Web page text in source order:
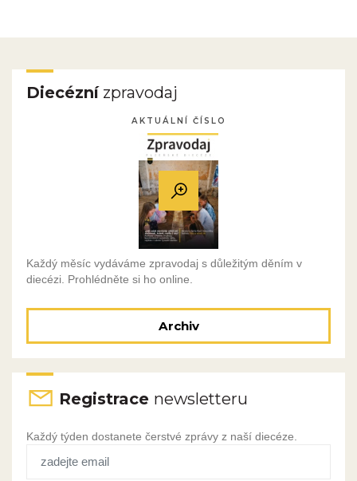
Diecéznízpravodaj
AKTUÁLNÍ ČÍSLO
Každý měsíc vydáváme zpravodaj s důležitým děním v
diecézi. Prohlédněte si ho online.
Archiv
Registrace newsletteru
Každý týden dostanete čerstvé zprávy z naší diecéze.